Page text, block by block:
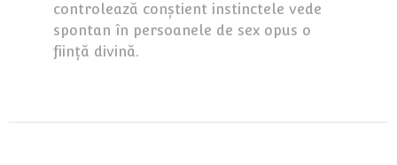
controlează conștient instinctele vede
spontan în persoanele de sex opus o
ființă divină.